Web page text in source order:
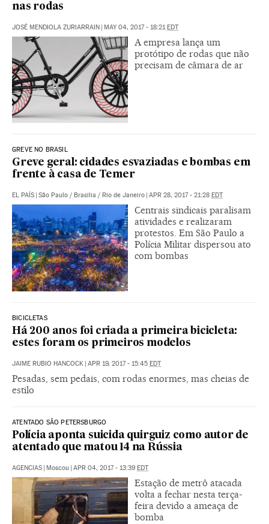
nas rodas
JOSÉ MENDIOLA ZURIARRAIN | MAY 04, 2017 - 18:21 EDT
A empresa lança um
protótipo de rodas que não
precisam de câmara de ar
GREVE NO BRASIL
Greve geral: cidades esvaziadas e bombas em
frente à casa de Temer
EL PAÍS São Paulo / Brasilia / Rio de Janeiro APR 28, 2017 - 21:28 EDT
Centrais sindicais paralisam
atividades e realizaram
protestos. Em São Paulo a
Polícia Militar dispersou ato
com bombas
BICICLETAS
Há 200 anos foi criada a primeira bicicleta:
estes foram os primeiros modelos
JAIME RUBIO HANCOCK APR 19, 2017 - 15:45 EDT
Pesadas, sem pedais, com rodas enormes, mas cheias de
estilo
ATENTADO SÃO PETERSBURGO
Polícia aponta suicida quirguiz como autor de
atentado que matou 14 na Rússia
AGENCIAS Moscou APR 04, 2017 - 13:39 EDT
Estação de metrô atacada
volta a fechar nesta terça-
feira devido a ameaça de
bomba